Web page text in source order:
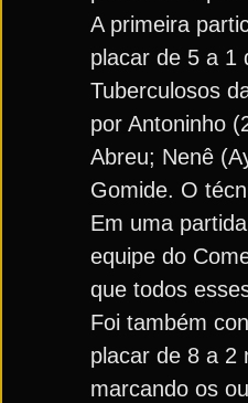
A primeira
placar de 5 a 1
Tuberculosos
por Antoninho
Abreu; Nenê
Gomide. O
Em uma
equipe do
que todos
Foi também
placar de 8 a 2
marcando os